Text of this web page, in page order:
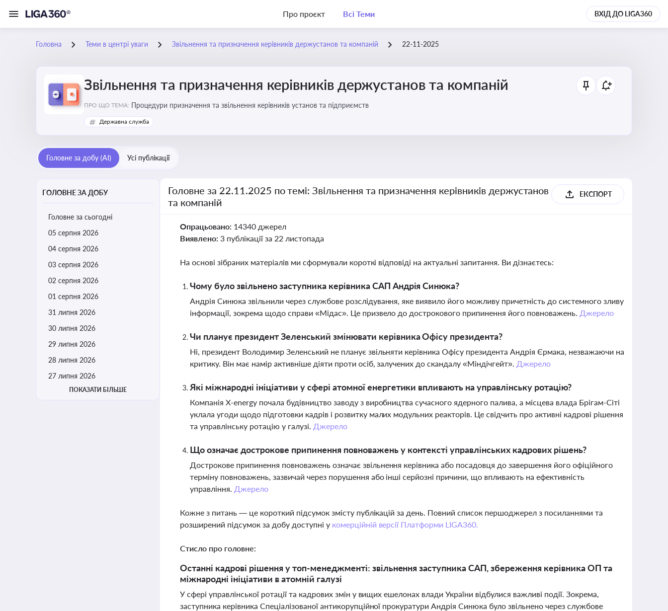
Про проєкт Всі Теми ВХІД ДО LIGA360
Головна Теми в центрі уваги Звільнення та призначення керівників держустанов та компаній 22-11-2025
Звільнення та призначення керівників держустанов та компаній
ПРО ЩО ТЕМА: Процедури призначення та звільнення керівників установ та підприємств
Державна служба
Головне за добу (AI) Усі публікації
ГОЛОВНЕ ЗА ДОБУ
Головне за сьогодні
05 серпня 2026
04 серпня 2026
03 серпня 2026
02 серпня 2026
01 серпня 2026
31 липня 2026
30 липня 2026
29 липня 2026
28 липня 2026
27 липня 2026
ПОКАЗАТИ БІЛЬШЕ
Головне за 22.11.2025 по темі: Звільнення та призначення керівників держустанов
та компаній
ЕКСПОРТ
Опрацьовано: 14340 джерел
Виявлено: 3 публікації за 22 листопада
На основі зібраних матеріалів ми сформували короткі відповіді на актуальні запитання. Ви дізнаєтесь:
Чому було звільнено заступника керівника САП Андрія Синюка?
Андрія Синюка звільнили через службове розслідування, яке виявило його можливу причетність до системного зливу
інформації, зокрема щодо справи «Мідас». Це призвело до дострокового припинення його повноважень. Джерело
Чи планує президент Зеленський змінювати керівника Офісу президента?
Ні, президент Володимир Зеленський не планує звільняти керівника Офісу президента Андрія Єрмака, незважаючи на
критику. Він має намір активніше діяти проти осіб, залучених до скандалу «Міндічгейт». Джерело
Які міжнародні ініціативи у сфері атомної енергетики впливають на управлінську ротацію?
Компанія X-energy почала будівництво заводу з виробництва сучасного ядерного палива, а місцева влада Брігам-Сіті
уклала угоди щодо підготовки кадрів і розвитку малих модульних реакторів. Це свідчить про активні кадрові рішення
та управлінську ротацію у галузі. Джерело
Що означає дострокове припинення повноважень у контексті управлінських кадрових рішень?
Дострокове припинення повноважень означає звільнення керівника або посадовця до завершення його офіційного
терміну повноважень, зазвичай через порушення або інші серйозні причини, що впливають на ефективність
управління. Джерело
Кожне з питань — це короткий підсумок змісту публікацій за день. Повний список першоджерел з посиланнями та
розширений підсумок за добу доступні у комерційній версії Платформи LIGA360.
Стисло про головне:
Останні кадрові рішення у топ-менеджменті: звільнення заступника САП, збереження керівника ОП та
міжнародні ініціативи в атомній галузі
У сфері управлінської ротації та кадрових змін у вищих ешелонах влади України відбулися важливі події. Зокрема,
заступника керівника Спеціалізованої антикорупційної прокуратури Андрія Синюка було звільнено через службове